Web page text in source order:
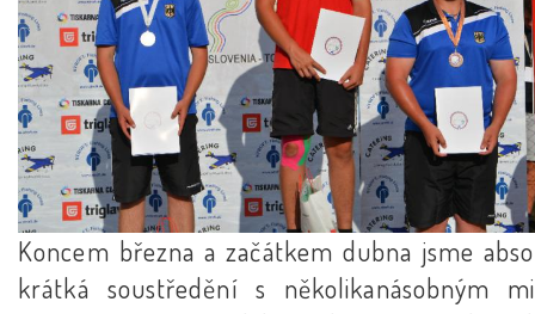
Koncem března a začátkem dubna jsme
krátká soustředění s několikanásobným